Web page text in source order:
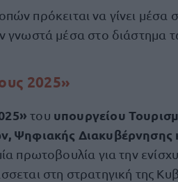
πρόκειται να γίνει μέσα
γνωστά μέσα στο διάστημα
2025»
του υπουργείου
Ψηφιακής Διακυβέρνησης
πρωτοβουλία για την
στη στρατηγική της